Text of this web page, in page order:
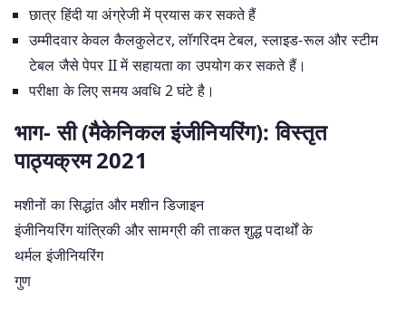
छात्र हिंदी या अंग्रेजी में प्रयास कर सकते हैं
उम्मीदवार केवल कैलकुलेटर, लॉगरिदम टेबल, स्लाइड-रूल और स्टीम
टेबल जैसे पेपर II में सहायता का उपयोग कर सकते हैं।
परीक्षा के लिए समय अवधि 2 घंटे है।
भाग- सी (मैकेनिकल इंजीनियरिंग): विस्तृत
पाठ्यक्रम 2021
मशीनों का सिद्धांत और मशीन डिजाइन
इंजीनियरिंग यांत्रिकी और सामग्री की ताकत शुद्ध पदार्थों के
थर्मल इंजीनियरिंग
गुण